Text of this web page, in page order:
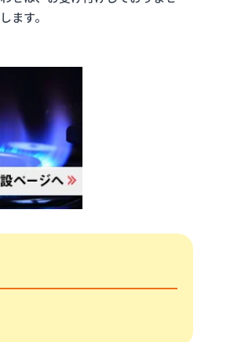
ます。